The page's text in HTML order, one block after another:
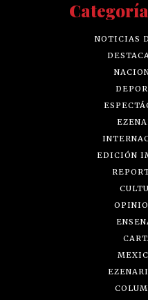
NOTICIAS
EDICIÓN